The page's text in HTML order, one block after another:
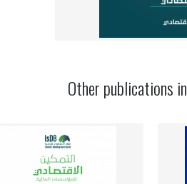
Other publications in